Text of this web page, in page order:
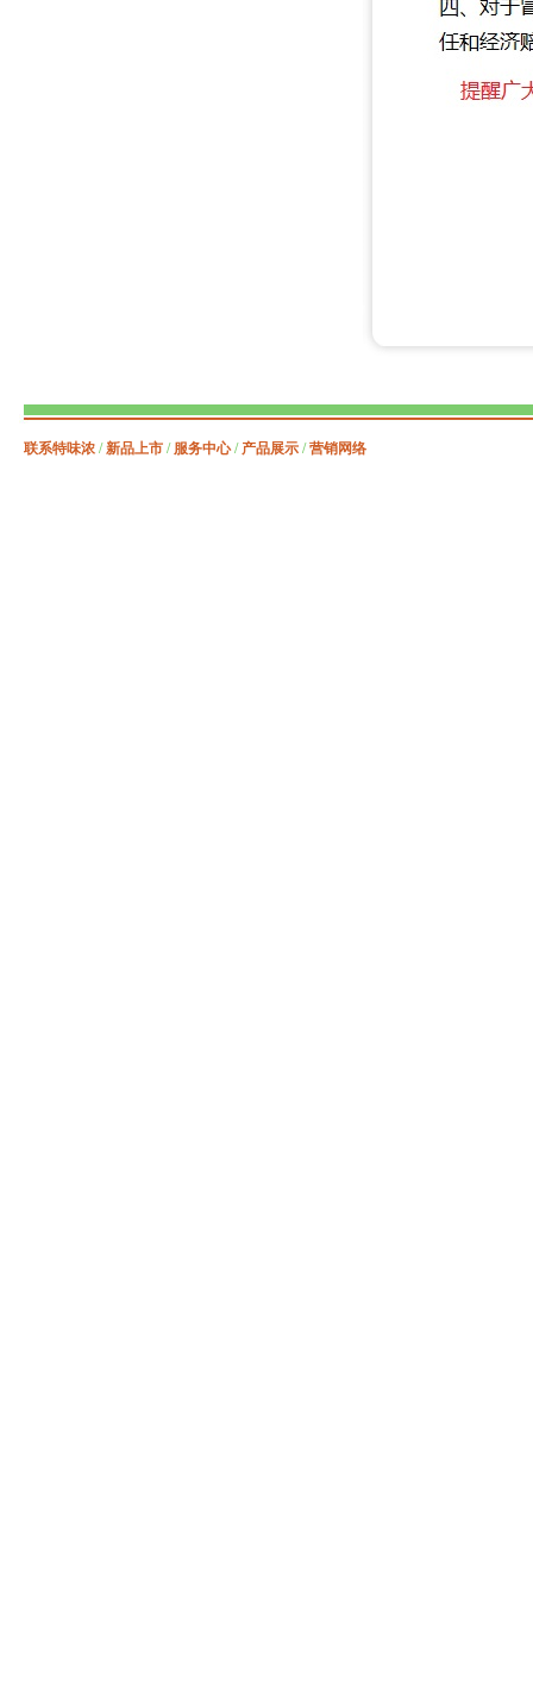
联系特味浓 /新品上市 / 服务中心/ 产品展示 /营销网络